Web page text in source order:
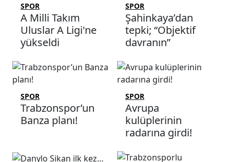
SPOR
A Milli Takım
Uluslar A Ligi'ne
yükseldi
SPOR
Şahinkaya’dan
tepki; “Objektif
davranın”
SPOR
Trabzonspor’un
Banza planı!
SPOR
Avrupa
kulüplerinin
radarına girdi!